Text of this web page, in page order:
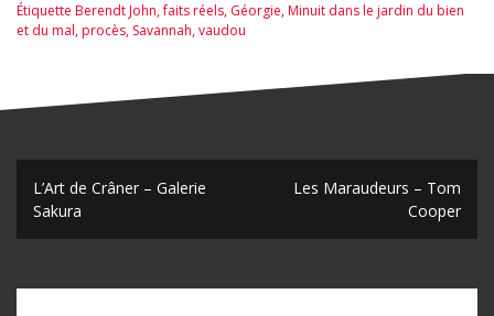
Étiquette Berendt John,faits réels, Géorgie,Minuit dans le jardin du bien
et du mal,procès, Savannah,vaudou
N
a
L’Art de Crâner – Galerie
Sakura
Les Maraudeurs – Tom
Cooper